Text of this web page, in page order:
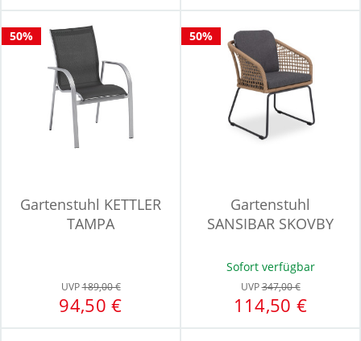
50%
Gartenstuhl KETTLER
TAMPA
UVP189,00 €
94,50 €
50%
Gartenstuhl
SANSIBAR SKOVBY
Sofort verfügbar
UVP347,00 €
114,50 €